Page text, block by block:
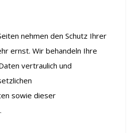
nehmen den Schutz Ihrer
ernst. Wir behandeln Ihre
vertraulich und
sowie dieser